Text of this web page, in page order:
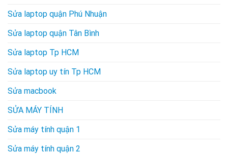
Sửa laptop quận Phú Nhuận
Sửa laptop quận Tân Bình
Sửa laptop Tp HCM
Sửa laptop uy tín Tp HCM
Sửa macbook
SỬA MÁY TÍNH
Sửa máy tính quận 1
Sửa máy tính quận 2